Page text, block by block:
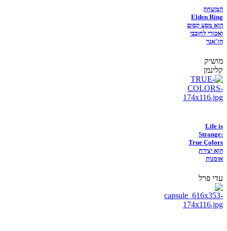
המשחק
Elden Ring
הוא מסע קסום
ואכזרי לחובבי
הז'אנר
מושיק
קלינמן
Life is
Strange:
True Colors
הוא יצירת
אומנות
עדי פרל